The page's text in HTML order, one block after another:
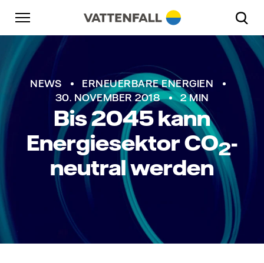
Überspringen
Zurück zur Hauptnavigation
Gehe zur Fußzeile
NEWS
ERNEUERBARE ENERGIEN
30. NOVEMBER 2018
2 MIN
Bis 2045 kann
EnergiesektorCO2-
neutral werden
Zurück zur Hauptnavigation